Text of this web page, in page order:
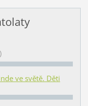
ve světě. Děti